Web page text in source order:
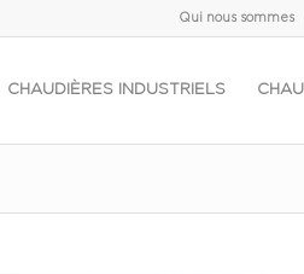
Qui nous sommes
CHAUDIÈRES INDUSTRIELS